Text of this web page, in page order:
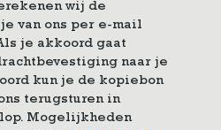
wij de
van ons per e-mail
je akkoord gaat
naar je
kun je de kopiebon
terugsturen in
Mogelijkheden